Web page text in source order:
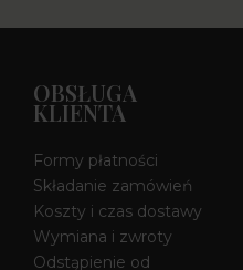
OBSŁUGA
KLIENTA
Formy płatności
Składanie zamówień
Koszty i czas dostawy
Wymiana i zwroty
Odstąpienie od